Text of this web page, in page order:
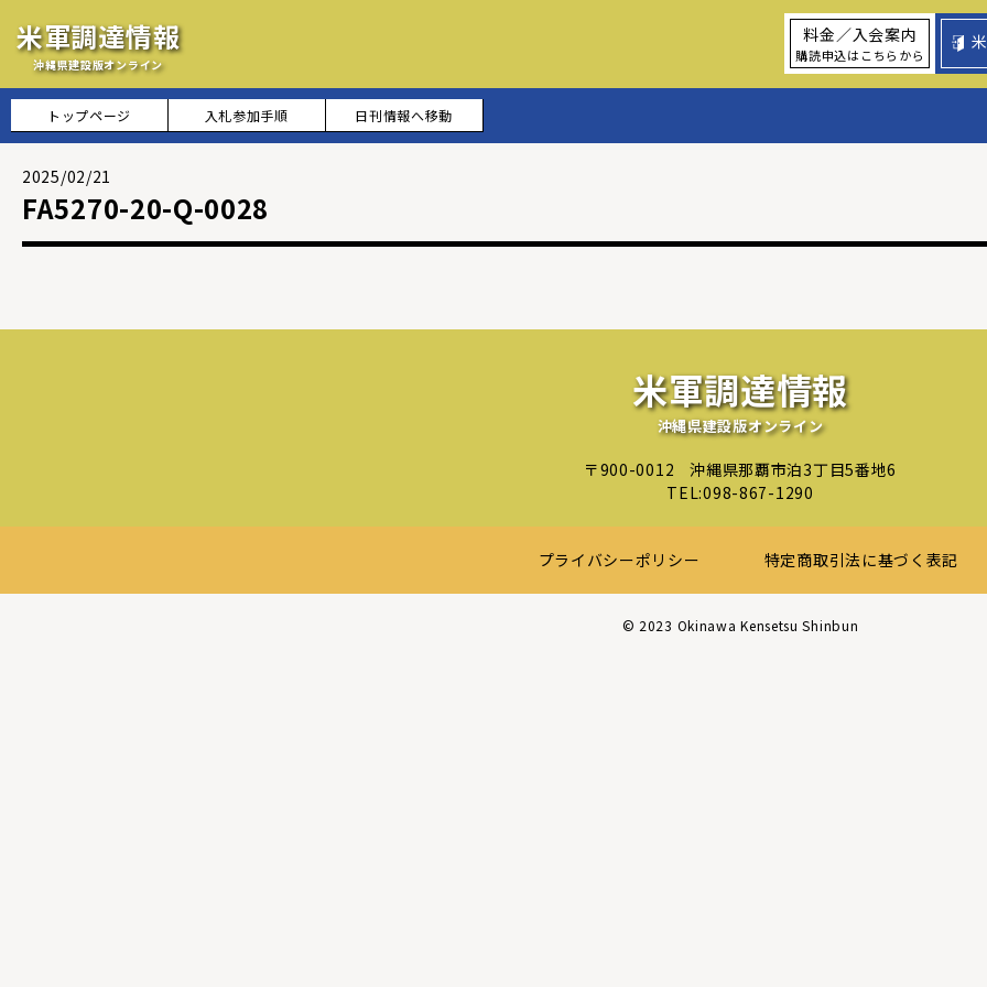
米軍調達情報
沖縄県建設版オンライン
料金／入会案内
購読申込はこちらから
トップページ 入札参加手順 日刊情報へ移動
2025/02/21
FA5270-20-Q-0028
米軍調達情報
沖縄県建設版オンライン
〒900-0012
沖縄県那覇市泊3丁目5番地6
TEL:098-867-1290
プライバシーポリシー 特定商取引法に基づく表記
©︎ 2023 Okinawa Kensetsu Shinbun